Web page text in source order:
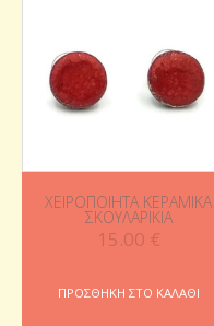
ΧΕΙΡΟΠΟΊΗΤΑ ΚΕΡΑΜΙΚΆ
ΣΚΟΥΛΑΡΊΚΙΑ
15.00 €
ΠΡΟΣΘΉΚΗ ΣΤΟ ΚΑΛΆΘΙ